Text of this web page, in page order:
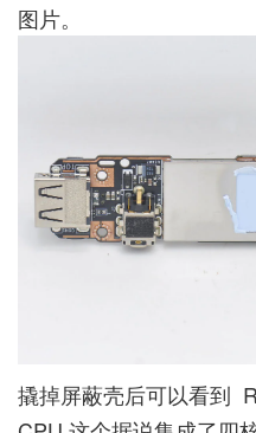
图片。
撬掉屏蔽壳后可以看到